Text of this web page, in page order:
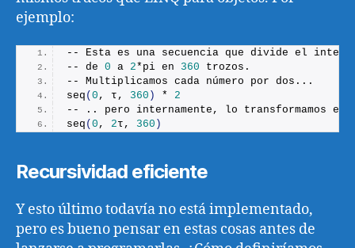
ejemplo:
-- Esta es una secuencia que divide el
-- de 0 a 2*pi en 360 trozos.
-- Multiplicamos cada número por dos...
seq ( 0 , τ, 360 ) * 2
-- .. pero internamente, lo transformamos en
seq ( 0 , 2τ, 360 )
Recursividad eficiente
Y esto último todavía no está implementado,
pero es bueno pensar en estas cosas antes de